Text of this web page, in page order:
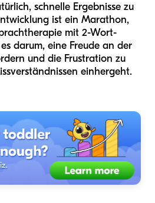
schnelle Ergebnisse zu
ist ein Marathon,
mit 2-Wort-
darum, eine Freude an der
und die Frustration zu
einhergeht.